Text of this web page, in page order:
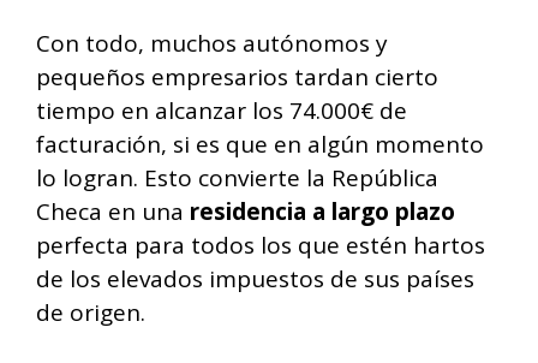
Con todo, muchos autónomos y
pequeños empresarios tardan cierto
tiempo en alcanzar los 74.000€ de
facturación, si es que en algún momento
lo logran. Esto convierte la República
Checa en una residencia a largo plazo
perfecta para todos los que estén hartos
de los elevados impuestos de sus países
de origen.